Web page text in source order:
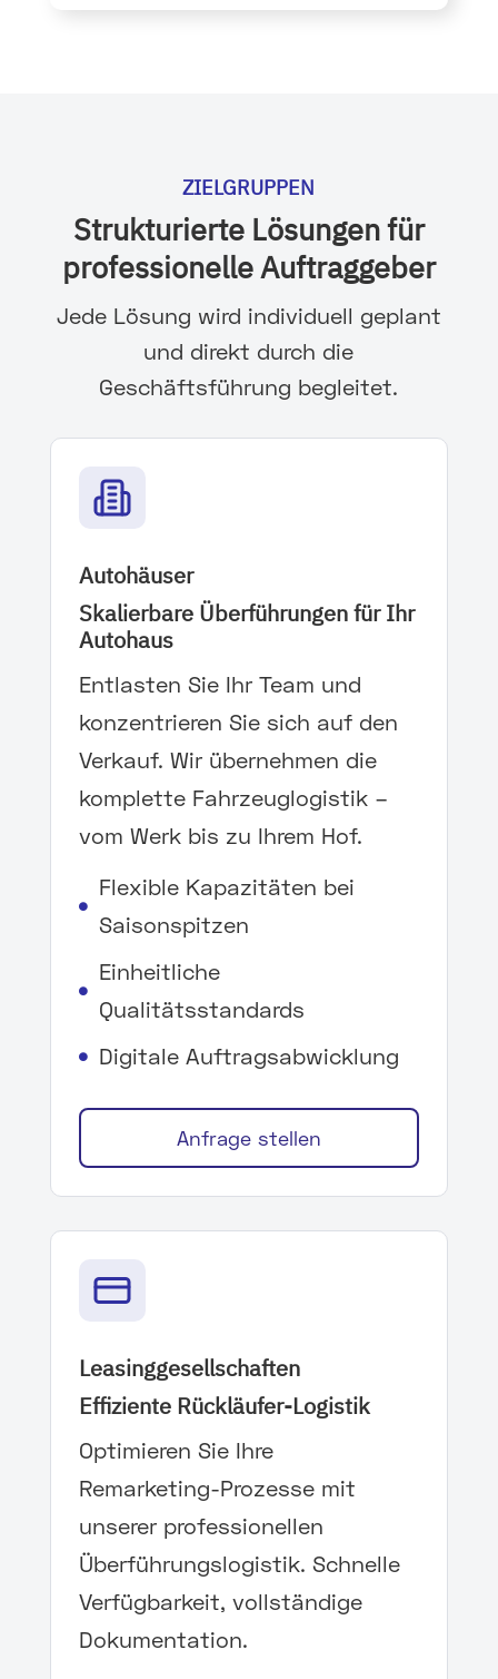
ZIELGRUPPEN
Strukturierte Lösungen für
professionelle Auftraggeber
Jede Lösung wird individuell geplant
und direkt durch die
Geschäftsführung begleitet.
Autohäuser
Skalierbare Überführungen für Ihr
Autohaus
Entlasten Sie Ihr Team und
konzentrieren Sie sich auf den
Verkauf. Wir übernehmen die
komplette Fahrzeuglogistik –
vom Werk bis zu Ihrem Hof.

Flexible Kapazitäten bei
Saisonspitzen

Einheitliche
Qualitätsstandards
 Digitale Auftragsabwicklung
Anfrage stellen
Leasinggesellschaften
Effiziente Rückläufer-Logistik
Optimieren Sie Ihre
Remarketing-Prozesse mit
unserer professionellen
Überführungslogistik. Schnelle
Verfügbarkeit, vollständige
Dokumentation.